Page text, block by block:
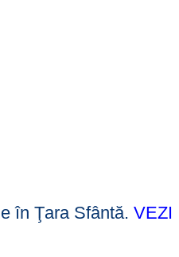
în Ţara Sfântă. VEZI